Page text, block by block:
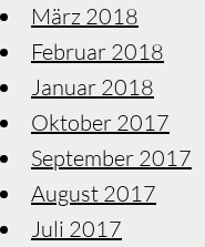
März 2018
Februar 2018
Januar 2018
Oktober 2017
September 2017
August 2017
Juli 2017